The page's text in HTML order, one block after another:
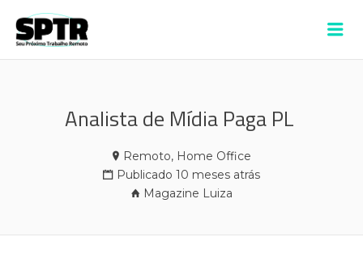
Analista de Mídia Paga PL
Remoto, Home Office
Publicado 10 meses atrás
Magazine Luiza